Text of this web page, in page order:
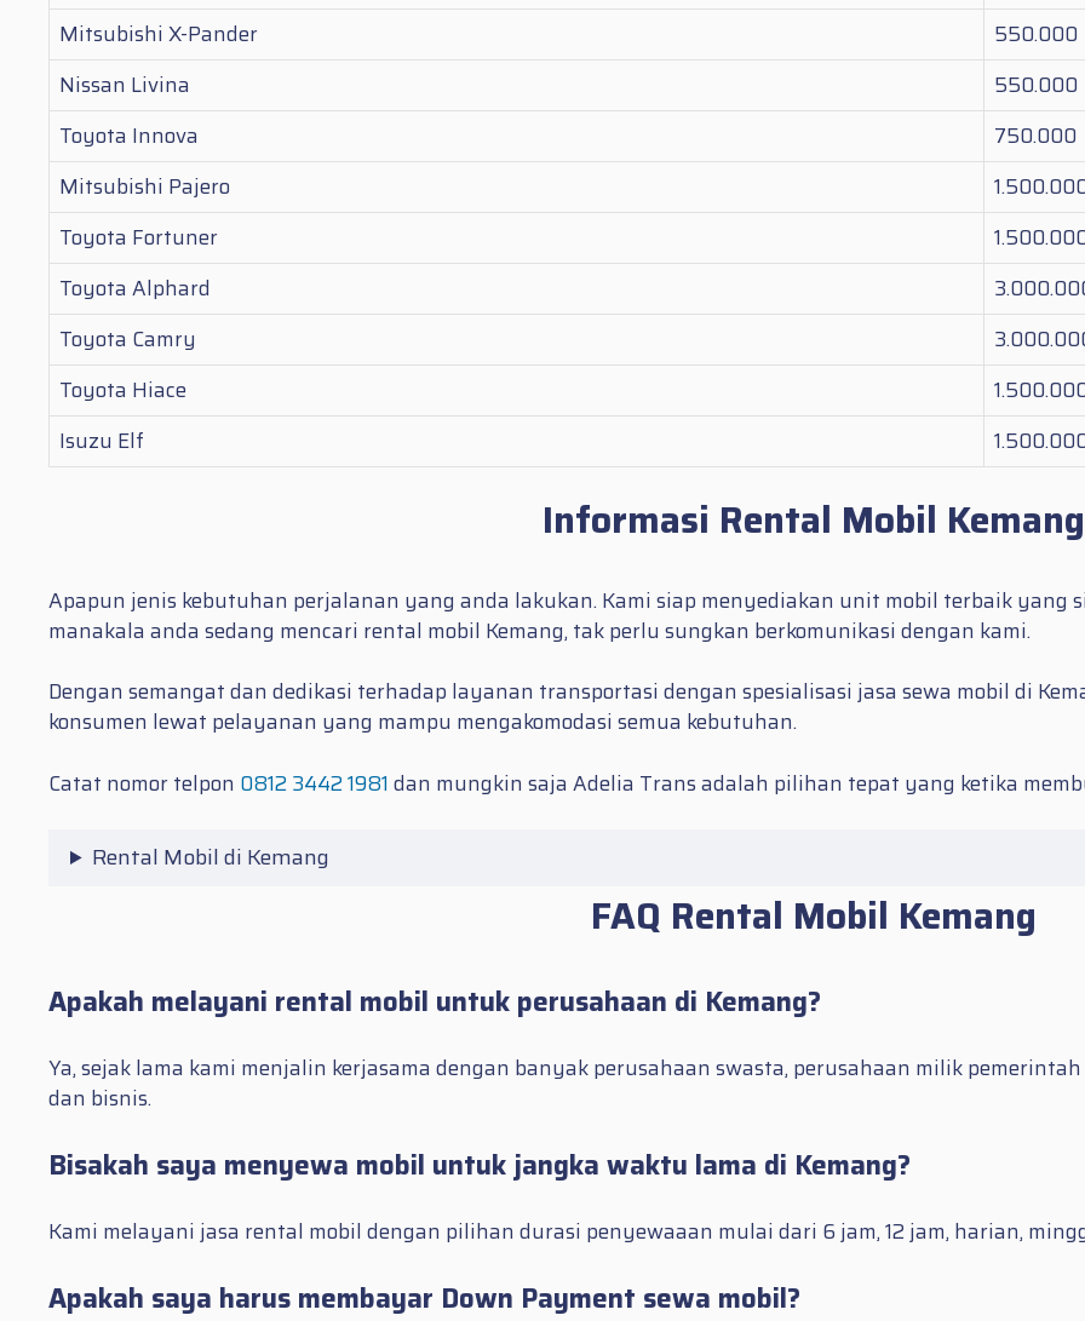
Mitsubishi X-Pander
550.000
Nissan Livina
550.000
Toyota Innova
750.000
Mitsubishi Pajero
Toyota Fortuner
Toyota Alphard
Toyota Camry
Toyota Hiace
Isuzu Elf
Informasi Rental Mobil Kemang
Apapun jenis kebutuhan perjalanan yang anda lakukan. Kami siap menyediakan unit mobil terbaik yang
manakala anda sedang mencari rental mobil Kemang, tak perlu sungkan berkomunikasi dengan kami.
Dengan semangat dan dedikasi terhadap layanan transportasi dengan spesialisasi jasa sewa mobil di
konsumen lewat pelayanan yang mampu mengakomodasi semua kebutuhan.
Catat nomor telpon 0812 3442 1981dan mungkin saja Adelia Trans adalah pilihan tepat yang ketika
Rental Mobil di Kemang
FAQ Rental Mobil Kemang
Apakah melayani rental mobil untuk perusahaan di Kemang?
Ya, sejak lama kami menjalin kerjasama dengan banyak perusahaan swasta, perusahaan milik
dan bisnis.
Bisakah saya menyewa mobil untuk jangka waktu lama di Kemang?
Kami melayani jasa rental mobil dengan pilihan durasi penyewaaan mulai dari 6 jam, 12 jam, harian,
Apakah saya harus membayar Down Payment sewa mobil?